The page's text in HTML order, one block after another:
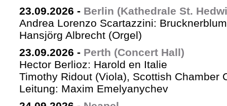
23.09.2026 - Berlin (Kathedrale St.
Andrea Lorenzo Scartazzini:
Hansjörg Albrecht (Orgel)
23.09.2026 - Perth (Concert Hall)
Hector Berlioz: Harold en Italie
Timothy Ridout (Viola), Scottish Chamber
Leitung: Maxim Emelyanychev